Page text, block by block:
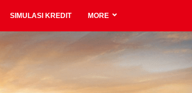
SIMULASI KREDIT MORE